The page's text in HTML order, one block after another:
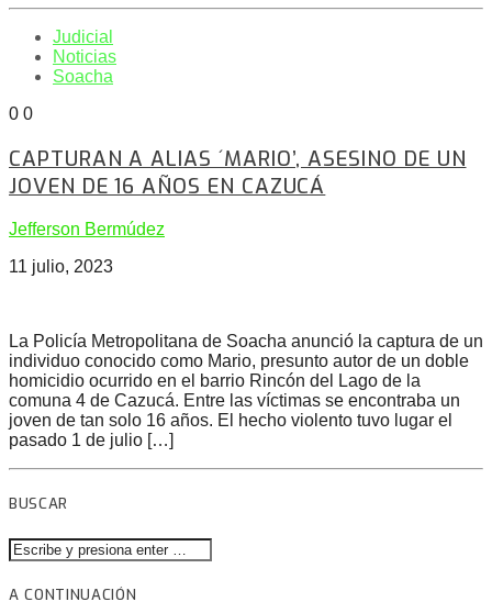
Judicial
Noticias
Soacha
0 0
CAPTURAN A ALIAS ´MARIO’, ASESINO DE UN
JOVEN DE 16 AÑOS EN CAZUCÁ
Jefferson Bermúdez
11 julio, 2023
La Policía Metropolitana de Soacha anunció la captura de un
individuo conocido como Mario, presunto autor de un doble
homicidio ocurrido en el barrio Rincón del Lago de la
comuna 4 de Cazucá. Entre las víctimas se encontraba un
joven de tan solo 16 años. El hecho violento tuvo lugar el
pasado 1 de julio […]
BUSCAR
A CONTINUACIÓN